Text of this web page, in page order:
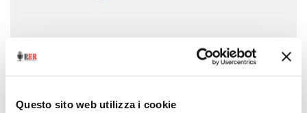
Questo sito web utilizza i cookie
Un po' di... musica